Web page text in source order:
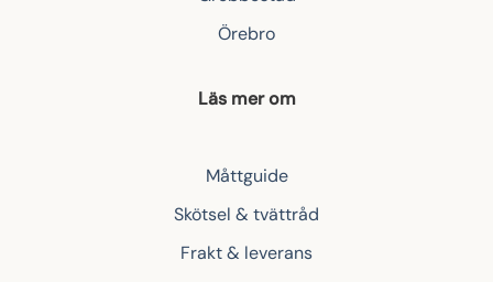
Örebro
Läs mer om
Måttguide
Skötsel & tvättråd
Frakt & leverans